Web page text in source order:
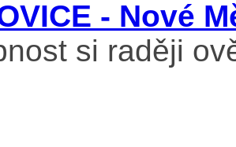
- Nové
si raději